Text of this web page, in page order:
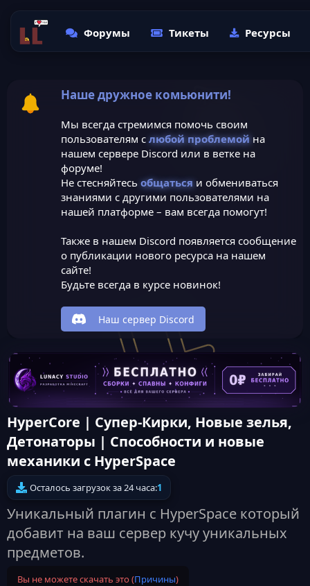
Форумы Тикеты Ресурсы
Наше дружное комьюнити!
Мы всегда стремимся помочь своим
пользователям с любой проблемойна
нашем сервере Discord или в ветке на
форуме!
Не стесняйтесь общатьсяи обмениваться
знаниями с другими пользователями на
нашей платформе – вам всегда помогут!
Также в нашем Discord появляется сообщение
о публикации нового ресурса на нашем
сайте!
Будьте всегда в курсе новинок!
Наш сервер Discord
HyperCore | Супер-Кирки, Новые зелья,
Детонаторы | Способности и новые
механики с HyperSpace
Осталось загрузок за 24 часа:1
Уникальный плагин с HyperSpace который
добавит на ваш сервер кучу уникальных
предметов.
Вы не можете скачать это (Причины)